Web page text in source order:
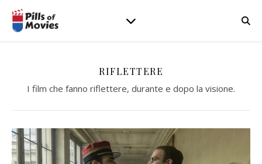
RIFLETTERE
I film che fanno riflettere, durante e dopo la visione.